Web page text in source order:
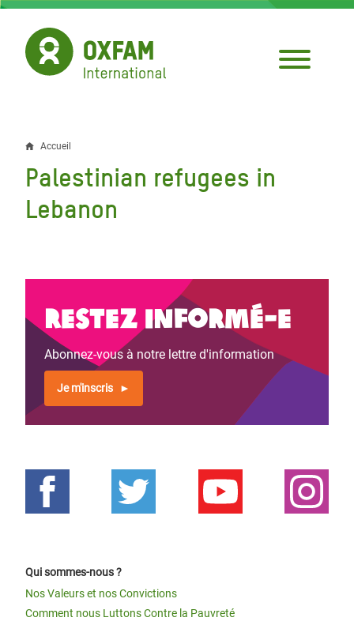
Aller
contenu
principal
Fil
d'Ariane
Accueil
Palestinian refugees in
Lebanon
Restez informé-e
Abonnez-vous à notre lettre d'information
Je m'inscris
Qui sommes-nous ?
Nos Valeurs et nos Convictions
Comment nous Luttons Contre la Pauvreté